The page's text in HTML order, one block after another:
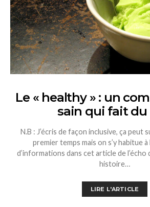
Le « healthy » : un
sain qui fait du
N.B : J’écris de façon inclusive, ça peut
premier temps mais on s’y habitue
d’informations dans cet article de l’écho
histoire…
LIRE L'ARTICLE